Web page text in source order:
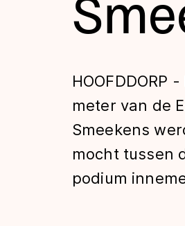
Tijden
De
HOOFDDORP
meter van de
Smeekens
mocht tussen
podium